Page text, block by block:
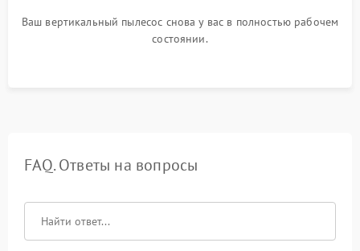
Ваш вертикальный пылесос снова у вас в полностью рабочем
состоянии.
FAQ. Ответы на вопросы